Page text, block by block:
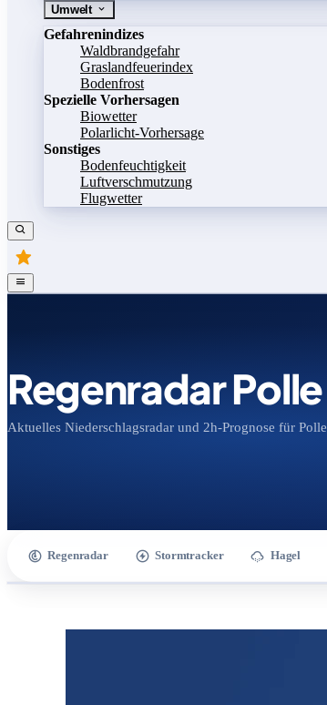
Umwelt
Gefahrenindizes
Waldbrandgefahr
Graslandfeuerindex
Bodenfrost
Spezielle Vorhersagen
Biowetter
Polarlicht-Vorhersage
Sonstiges
Bodenfeuchtigkeit
Luftverschmutzung
Flugwetter
Regenradar Polle
Aktuelles Niederschlagsradar und 2h-Prognose für Polle
Regenradar Stormtracker Hagel